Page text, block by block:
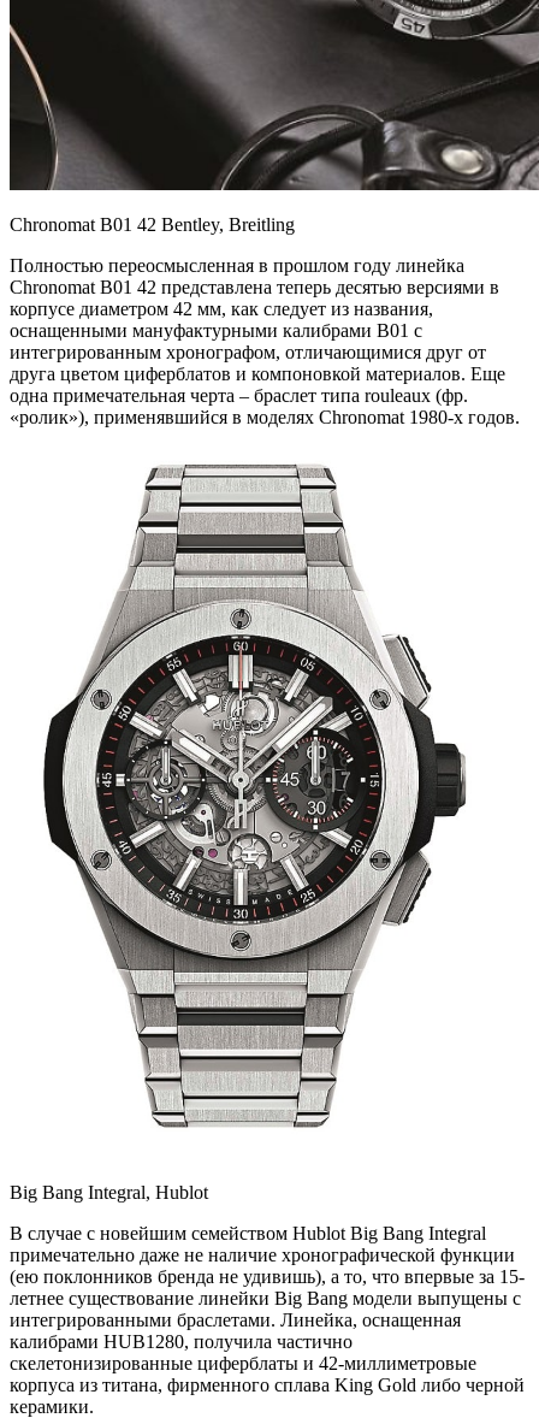
Chronomat B01 42 Bentley, Breitling
Полностью переосмысленная в прошлом году линейка
Chronomat B01 42 представлена теперь десятью версиями в
корпусе диаметром 42 мм, как следует из названия,
оснащенными мануфактурными калибрами B01 с
интегрированным хронографом, отличающимися друг от
друга цветом циферблатов и компоновкой материалов. Еще
одна примечательная черта – браслет типа rouleaux (фр.
«ролик»), применявшийся в моделях Chronomat 1980-х годов.
Big Bang Integral, Hublot
В случае с новейшим семейством Hublot Big Bang Integral
примечательно даже не наличие хронографической функции
(ею поклонников бренда не удивишь), а то, что впервые за 15-
летнее существование линейки Big Bang модели выпущены с
интегрированными браслетами. Линейка, оснащенная
калибрами HUB1280, получила частично
скелетонизированные циферблаты и 42-миллиметровые
корпуса из титана, фирменного сплава King Gold либо черной
керамики.